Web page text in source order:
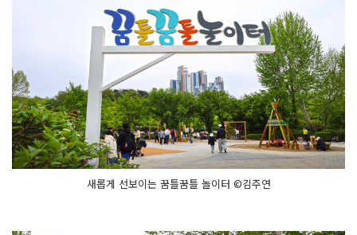
새롭게 선보이는 꿈틀꿈틀 놀이터 ©김주연